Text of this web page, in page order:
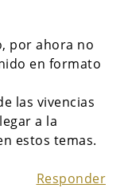
por ahora no
en formato
las vivencias
a la
estos temas.
Responder